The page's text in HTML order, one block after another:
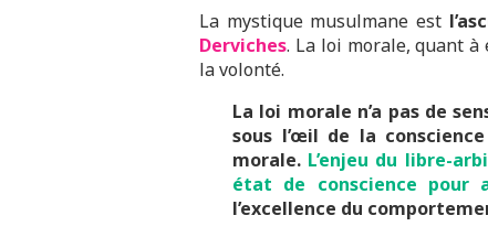
La mystique musulmane est
Derviches. La loi morale, quant à
la volonté.
La loi morale n’a pas de
sous l’œil de la
morale. L’enjeu du libre-
état de conscience
l’excellence du